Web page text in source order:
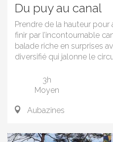
Du puy au canal
Prendre de la hauteur
finir par l’incontournable
balade riche en surprises
diversifié qui jalonne le
3h
Moyen
Aubazines